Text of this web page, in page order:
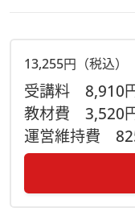
【受講方法】
・ビデオ・Ｗｅｂ会
を使用します。
※受講生皆様は画面に
【見逃し配信がありま
13,255円（税込）
受講料 8,910
教材費 3,520
運営維持費